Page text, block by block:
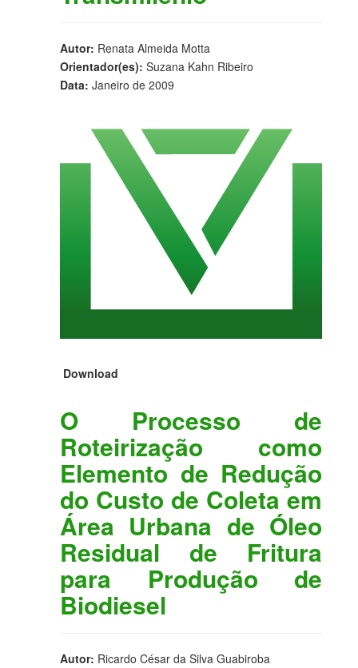
Autor: Renata Almeida Motta
Orientador(es): Suzana Kahn Ribeiro
Data: Janeiro de 2009
Download
O Processo de
Roteirização como
Elemento de Redução
do Custo de Coleta em
Área Urbana de Óleo
Residual de Fritura
para Produção de
Biodiesel
Autor: Ricardo César da Silva Guabiroba